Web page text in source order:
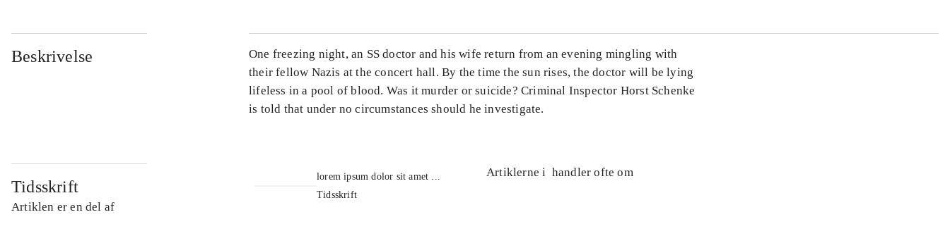
Beskrivelse
One freezing night, an SS doctor and his wife return from an evening mingling with
their fellow Nazis at the concert hall. By the time the sun rises, the doctor will be lying
lifeless in a pool of blood. Was it murder or suicide? Criminal Inspector Horst Schenke
is told that under no circumstances should he investigate.
Tidsskrift
Artiklen er en del af
lorem ipsum dolor sit amet ...
Tidsskrift
Artiklerne i handler ofte om